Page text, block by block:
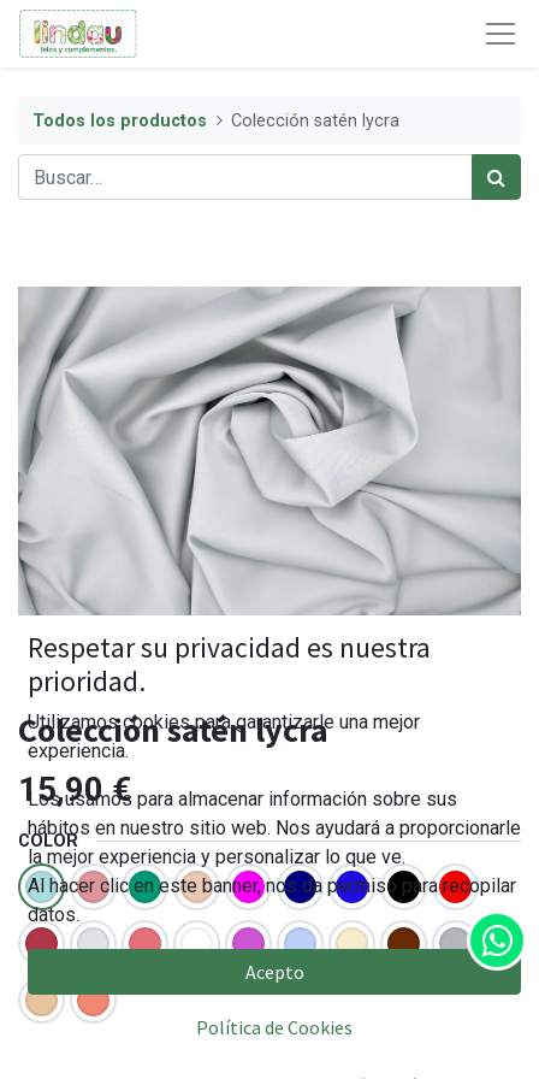
Todos los productos Colección satén lycra
Colección satén lycra
15,90€
COLOR
Respetar su privacidad es nuestra
prioridad.
Utilizamos cookies para garantizarle una mejor
experiencia.
Los usamos para almacenar información sobre sus
hábitos en nuestro sitio web. Nos ayudará a proporcionarle
la mejor experiencia y personalizar lo que ve.
Al hacer clic en este banner, nos da permiso para recopilar
datos.
Acepto
Política de Cookies